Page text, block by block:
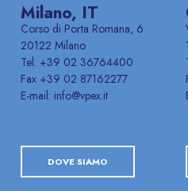
Milano, IT
Corso di Porta Romana, 6
20122 Milano
Tel. +39 02 36764400
Fax +39 02 87162277
E-mail: info@vpex.it
DOVE SIAMO